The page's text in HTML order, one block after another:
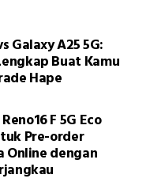
Galaxy A25 5G:
Buat Kamu
Hape
F 5G Eco
Pre-order
Online dengan